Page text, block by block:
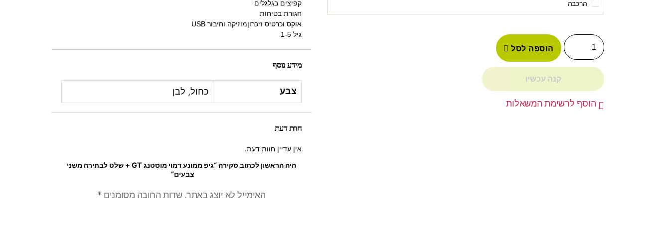
הרכבה
הוספה לסל
קנה עכשיו
הוסף לרשימת המשאלות
קפיצים בגלגלים
חגורת בטיחות
אוקס וכרטיס זיכרוןמוזיקה וחיבור USB
גיל 1-5
מידע נוסף
צבע כחול, לבן
חוות דעת
אין עדיין חוות דעת.
היה הראשון לכתוב סקירה “גיפ ממונע דמוי מוסטנג GT + שלט לבחירה משני
צבעים”
האימייל לא יוצג באתר. שדות החובה מסומנים *